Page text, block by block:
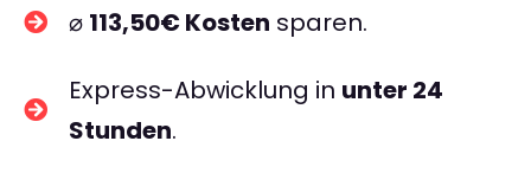
⌀ 113,50€ Kosten sparen.
Express-Abwicklung in unter 24
Stunden.